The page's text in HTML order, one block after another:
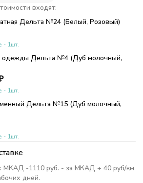
входят:
Дельта №24 (Белый, Розовый)
- 1шт.
Дельта №4 (Дуб молочный,
- 1шт.
Дельта №15 (Дуб молочный,
- 1шт.
МКАД -1110 руб. - за МКАД + 40 руб/км
дней.